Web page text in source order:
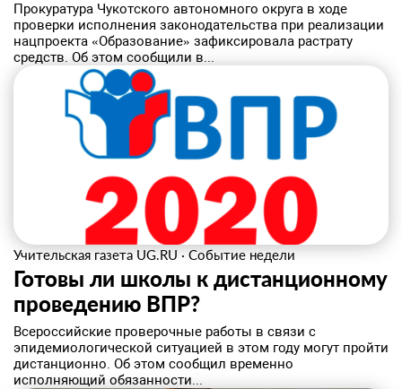
Прокуратура Чукотского автономного округа в ходе
проверки исполнения законодательства при реализации
нацпроекта «Образование» зафиксировала растрату
средств. Об этом сообщили в...
Учительская газета UG.RU · Событие недели
Готовы ли школы к дистанционному
проведению ВПР?
Всероссийские проверочные работы в связи с
эпидемиологической ситуацией в этом году могут пройти
дистанционно. Об этом сообщил временно
исполняющий обязанности...